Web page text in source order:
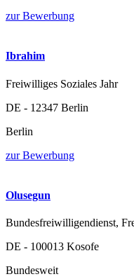
zur Bewerbung
Ibrahim
Freiwilliges Soziales Jahr
DE - 12347 Berlin
Berlin
zur Bewerbung
Olusegun
Bundesfreiwilligendienst,
DE - 100013 Kosofe
Bundesweit